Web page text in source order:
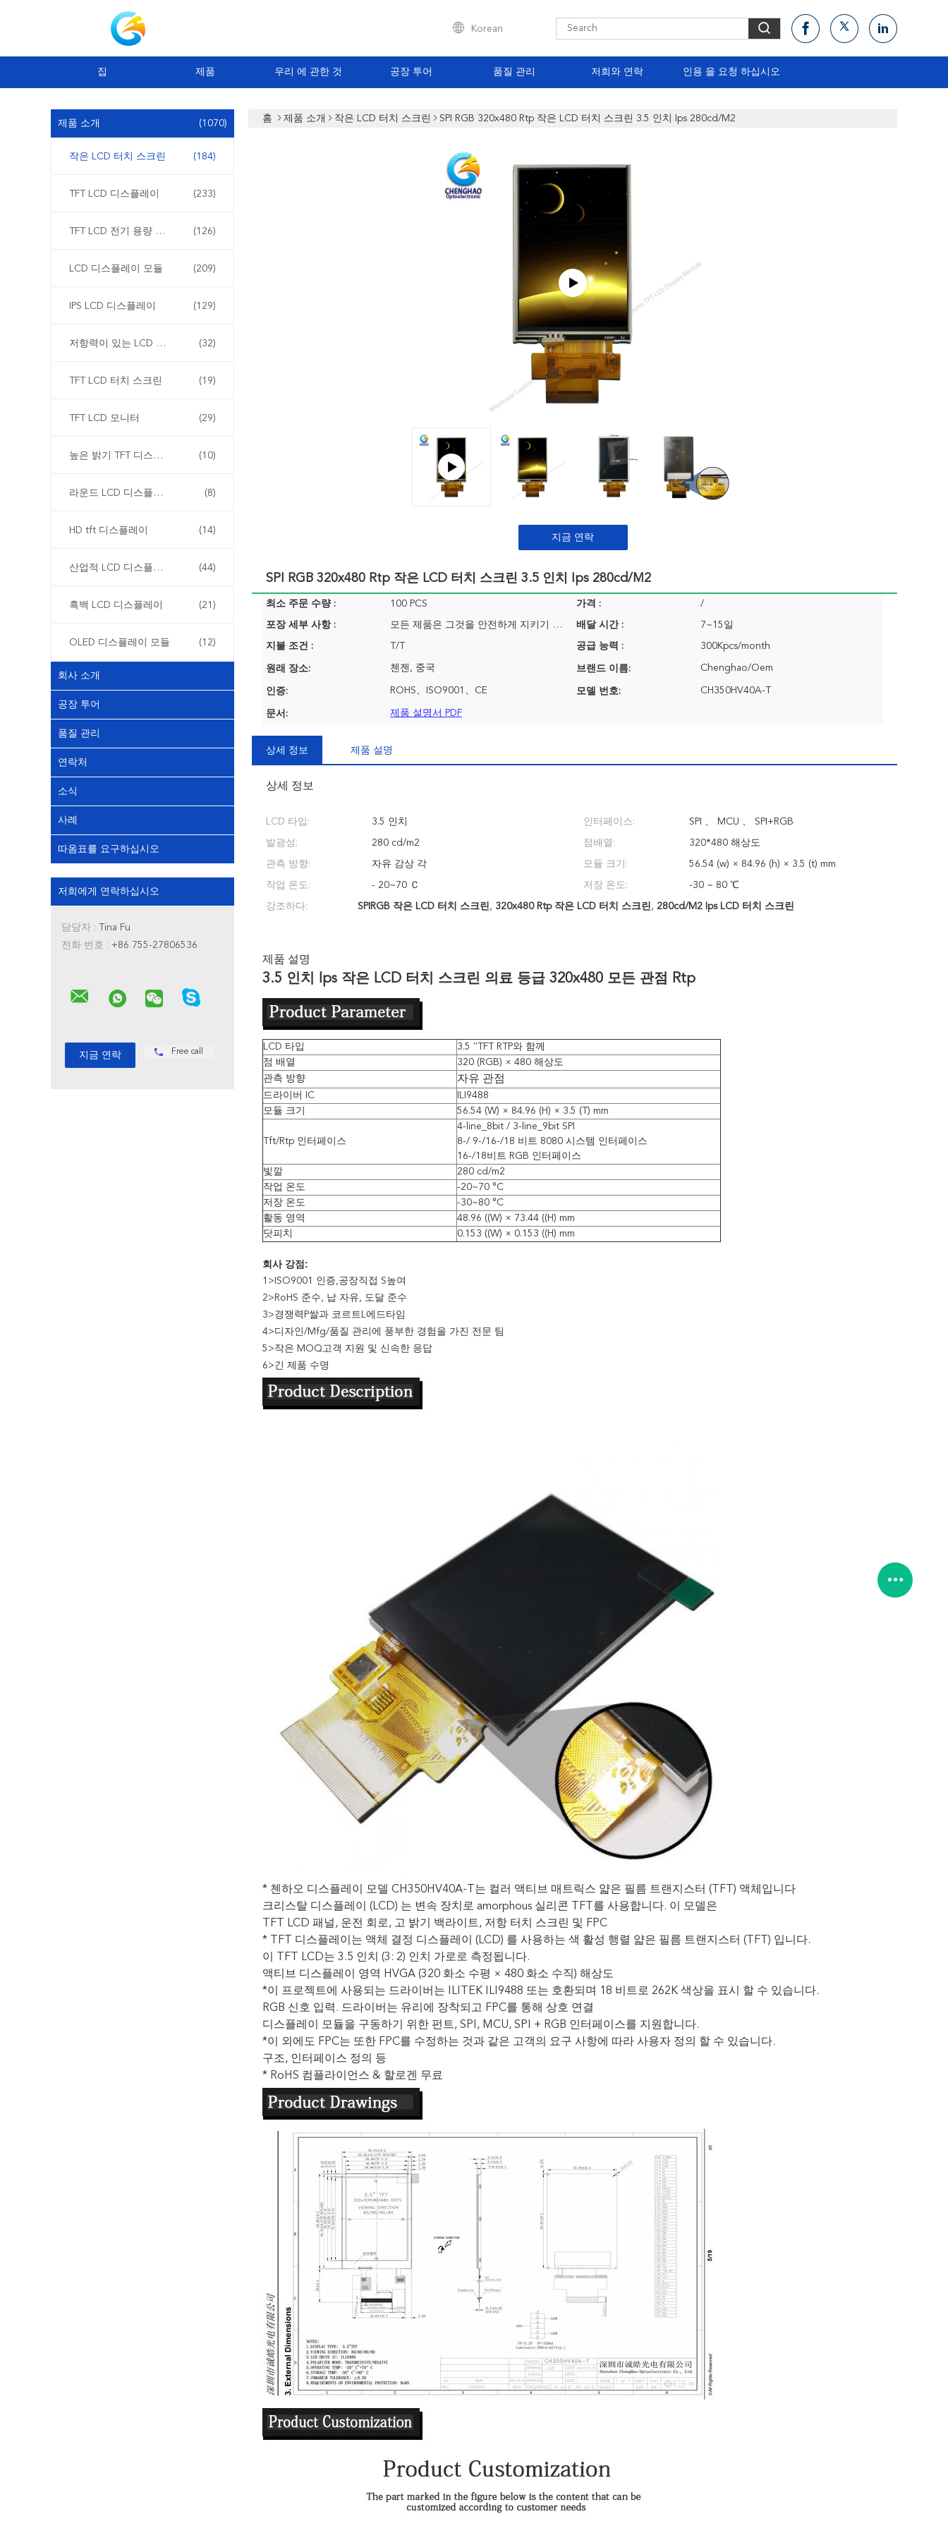
Korean
집 제품 우리 에 관한 것 공장 투어 품질 관리 저희와 연락 인용 을 요청 하십시오
제품 소개 (1070)
작은 LCD 터치 스크린 (184)
TFT LCD 디스플레이 (233)
TFT LCD 전기 용량 터치스크린 (126)
LCD 디스플레이 모듈 (209)
IPS LCD 디스플레이 (129)
저항력이 있는 LCD 디스플레이 (32)
TFT LCD 터치 스크린 (19)
TFT LCD 모니터 (29)
높은 밝기 TFT 디스플레이 (10)
라운드 LCD 디스플레이 (8)
HD tft 디스플레이 (14)
산업적 LCD 디스플레이 (44)
흑백 LCD 디스플레이 (21)
OLED 디스플레이 모듈 (12)
회사 소개
공장 투어
품질 관리
연락처
소식
사례
따옴표를 요구하십시오
저희에게 연락하십시오
담당자 : Tina Fu
전화 번호 : +86 755-27806536
Free call
홈 제품 소개 작은 LCD 터치 스크린 SPI RGB 320x480 Rtp 작은 LCD 터치 스크린 3.5 인치 Ips 280cd/m2
지금 연락
SPI RGB 320x480 Rtp 작은 LCD 터치 스크린 3.5 인치 Ips 280cd/m2
최소 주문 수량 : 100 PCS 가격 : /
포장 세부 사항 : 모든 제품은 그것을 안전하게 지키기 위한 적합한 방법으로 싸여집니다. 상품의 작은 사이즈를 위해 우리는 트레이 + 통을 사용합니다, 더 큰 크기를 위해 우리가 거품 슬롯 + 통 배달 시간 : 7~15일
지불 조건 : T/T 공급 능력 : 300Kpcs/month
원래 장소: 첸젠, 중국 브랜드 이름: Chenghao/Oem
인증: ROHS、ISO9001、CE 모델 번호: CH350HV40A-T
문서: 제품 설명서 PDF
상세 정보 제품 설명
상세 정보
LCD 타입: 3.5 인치 인터페이스: SPI 、 MCU 、 SPI+RGB
발광성: 280 cd/m2 점배열: 320*480 해상도
관측 방향: 자유 감상 각 모듈 크기: 56.54 (w) × 84.96 (h) × 3.5 (t) mm
작업 온도: - 20~70 Ｃ 저장 온도: -30 ~ 80 ℃
강조하다: SPIRGB 작은 LCD 터치 스크린, 320x480 Rtp 작은 LCD 터치 스크린, 280cd/M2 Ips LCD 터치 스크린
제품 설명
3.5 인치 Ips 작은 LCD 터치 스크린 의료 등급 320x480 모든 관점 Rtp
LCD 타입
3.5 ′′TFT RTP와 함께
점 배열
320 (RGB) × 480 해상도
관측 방향
자유 관점
드라이버 IC
ILI9488
모듈 크기
56.54 (W) × 84.96 (H) × 3.5 (T) mm
Tft/Rtp 인터페이스
4-line_8bit / 3-line_9bit SPI
8-/ 9-/16-/18 비트 8080 시스템 인터페이스
16-/18비트 RGB 인터페이스
빛깔
280 cd/m2
작업 온도
-20~70 °C
저장 온도
-30~80 °C
활동 영역
48.96 ((W) × 73.44 ((H) mm
닷피치
0.153 ((W) × 0.153 ((H) mm
회사 강점:
1> ISO9001 인증,공장직접 S높여
2> RoHS 준수, 납 자유, 도달 준수
3>경쟁력 P쌀과 코르트 L에드타임
4>디자인/Mfg/품질 관리에 풍부한 경험을 가진 전문 팀
5>작은 MOQ고객 지원 및 신속한 응답
6>긴 제품 수명
* 첸하오 디스플레이 모델 CH350HV40A-T는 컬러 액티브 매트릭스 얇은 필름 트랜지스터 (TFT) 액체입니다
크리스탈 디스플레이 (LCD) 는 변속 장치로 amorphous 실리콘 TFT를 사용합니다. 이 모델은
TFT LCD 패널, 운전 회로, 고 밝기 백라이트, 저항 터치 스크린 및 FPC
* TFT 디스플레이는 액체 결정 디스플레이 (LCD) 를 사용하는 색 활성 행렬 얇은 필름 트랜지스터 (TFT) 입니다.
이 TFT LCD는 3.5 인치 (3: 2) 인치 가로로 측정됩니다.
액티브 디스플레이 영역 HVGA (320 화소 수평 × 480 화소 수직) 해상도
*이 프로젝트에 사용되는 드라이버는 ILITEK ILI9488 또는 호환되며 18 비트로 262K 색상을 표시 할 수 있습니다.
RGB 신호 입력. 드라이버는 유리에 장착되고 FPC를 통해 상호 연결
디스플레이 모듈을 구동하기 위한 펀트, SPI, MCU, SPI + RGB 인터페이스를 지원합니다.
*이 외에도 FPC는 또한 FPC를 수정하는 것과 같은 고객의 요구 사항에 따라 사용자 정의 할 수 있습니다.
구조, 인터페이스 정의 등
* RoHS 컴플라이언스 & 할로겐 무료